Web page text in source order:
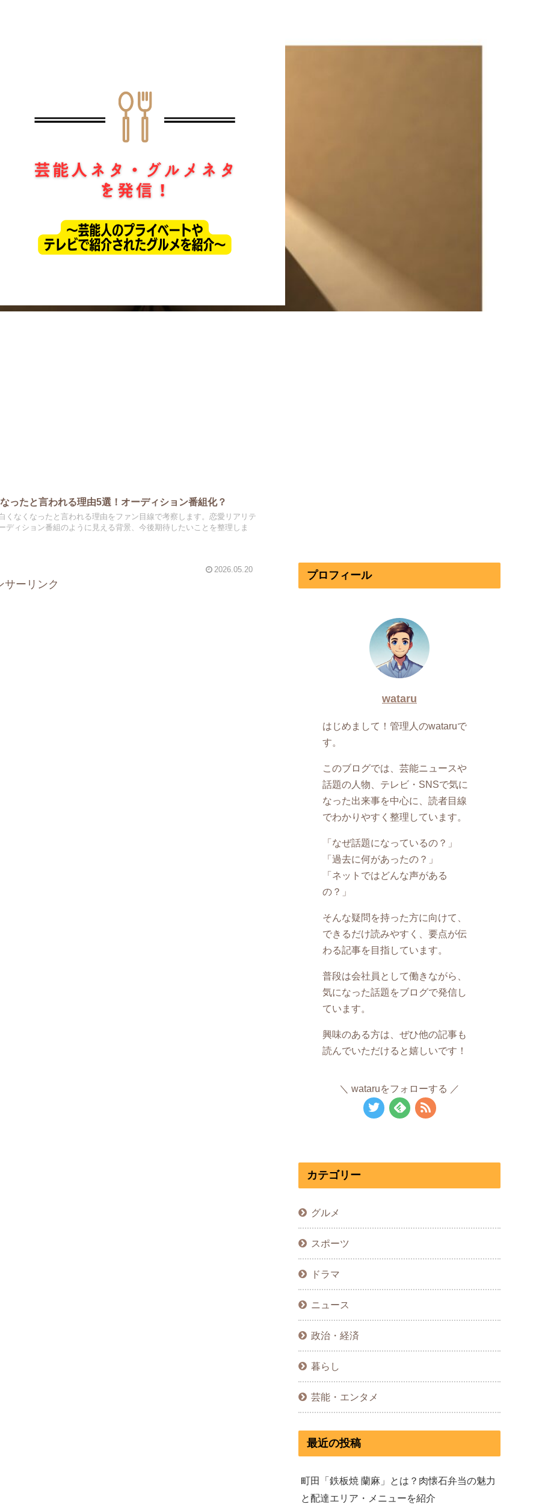
ったと言われる理由5選！オーディション番組化？
くなくなったと言われる理由をファン目線で考察します。恋愛リアリテ
ディション番組のように見える背景、今後期待したいことを整理しま
2026.05.20
サーリンク
プロフィール
wataru
はじめまして！管理人のwataruで
す。
このブログでは、芸能ニュースや
話題の人物、テレビ・SNSで気に
なった出来事を中心に、読者目線
でわかりやすく整理しています。
「なぜ話題になっているの？」
「過去に何があったの？」
「ネットではどんな声がある
の？」
そんな疑問を持った方に向けて、
できるだけ読みやすく、要点が伝
わる記事を目指しています。
普段は会社員として働きながら、
気になった話題をブログで発信し
ています。
興味のある方は、ぜひ他の記事も
読んでいただけると嬉しいです！
wataruをフォローする
カテゴリー
グルメ
スポーツ
ドラマ
ニュース
政治・経済
暮らし
芸能・エンタメ
最近の投稿
町田「鉄板焼 蘭麻」とは？肉懐石弁当の魅力
と配達エリア・メニューを紹介